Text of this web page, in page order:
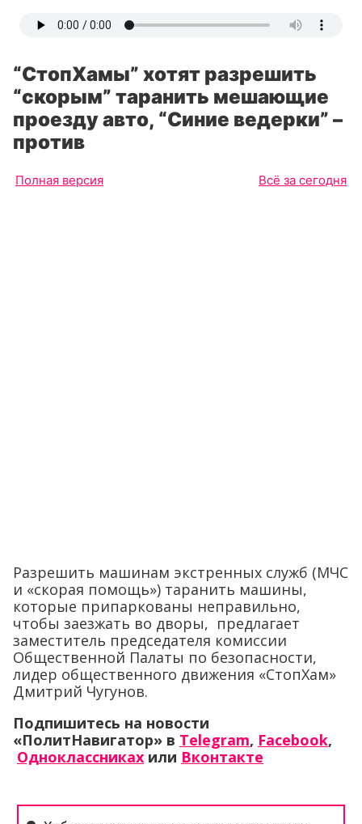
“СтопХамы” хотят разрешить
“скорым” таранить мешающие
проезду авто, “Синие ведерки” –
против
Полная версия Всё за сегодня
Разрешить машинам экстренных служб (МЧС
и «скорая помощь») таранить машины,
которые припаркованы неправильно,
чтобы заезжать во дворы, предлагает
заместитель председателя комиссии
Общественной Палаты по безопасности,
лидер общественного движения «СтопХам»
Дмитрий Чугунов.
Подпишитесь на новости
«ПолитНавигатор» в Telegram, Facebook,
Одноклассниках или Вконтакте